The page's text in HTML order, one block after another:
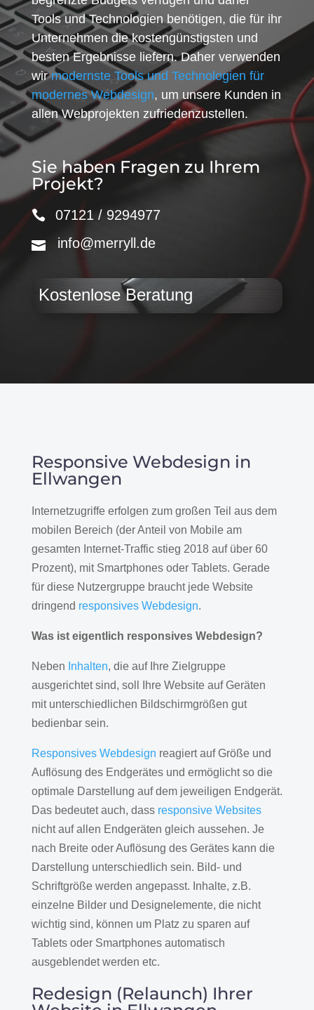
Tools und Technologien benötigen, die für ihr
Unternehmen die kostengünstigsten und
besten Ergebnisse liefern. Daher verwenden
wirmodernste Tools und Technologien für
modernes Webdesign, um unsere Kunden in
allen Webprojekten zufriedenzustellen.
Sie haben Fragen zu Ihrem
Projekt?
07121 / 9294977
info@merryll.de
Kostenlose Beratung
Responsive Webdesign in
Ellwangen
Internetzugriffe erfolgen zum großen Teil aus dem
mobilen Bereich (der Anteil von Mobile am
gesamten Internet-Traffic stieg 2018 auf über 60
Prozent), mit Smartphones oder Tablets. Gerade
für diese Nutzergruppe braucht jede Website
dringend responsives Webdesign.
Was ist eigentlich responsives Webdesign?
Neben Inhalten, die auf Ihre Zielgruppe
ausgerichtet sind, soll Ihre Website auf Geräten
mit unterschiedlichen Bildschirmgrößen gut
bedienbar sein.
Responsives Webdesign reagiert auf Größe und
Auflösung des Endgerätes und ermöglicht so die
optimale Darstellung auf dem jeweiligen Endgerät.
Das bedeutet auch, dass responsive Websites
nicht auf allen Endgeräten gleich aussehen. Je
nach Breite oder Auflösung des Gerätes kann die
Darstellung unterschiedlich sein. Bild- und
Schriftgröße werden angepasst. Inhalte, z.B.
einzelne Bilder und Designelemente, die nicht
wichtig sind, können um Platz zu sparen auf
Tablets oder Smartphones automatisch
ausgeblendet werden etc.
Redesign (Relaunch) Ihrer